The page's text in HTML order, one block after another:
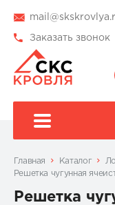
Заказать звонок
Главная Каталог
Решетка чугунная
Решетка